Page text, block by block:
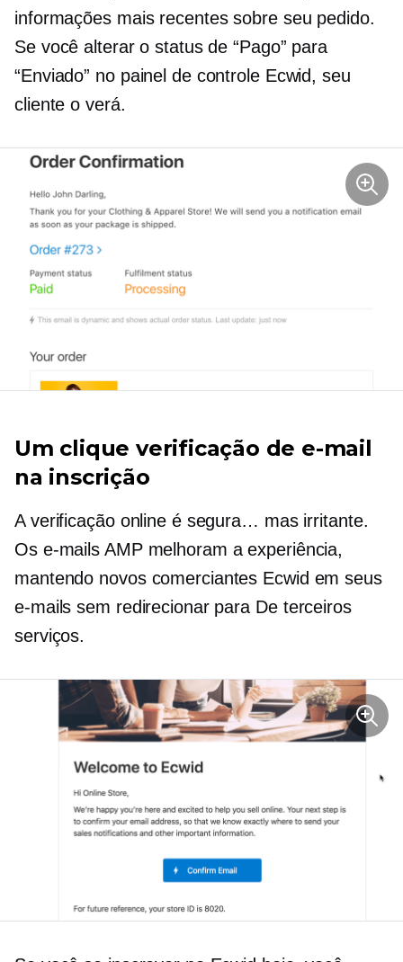
informações mais recentes sobre seu pedido.
Se você alterar o status de “Pago” para
“Enviado” no painel de controle Ecwid, seu
cliente o verá.
Um clique verificação de e-mail
na inscrição
A verificação online é segura… mas irritante.
Os e-mails AMP melhoram a experiência,
mantendo novos comerciantes Ecwid em seus
e-mails sem redirecionar para De terceiros
serviços.